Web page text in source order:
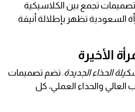
تجمع بين الكلاسيكية
السعودية تظهر بإطلالة أنيقة
الأخيرة
الحذاء الجديدة. تضم تصميمات
العالي والحذاء العملي، كل